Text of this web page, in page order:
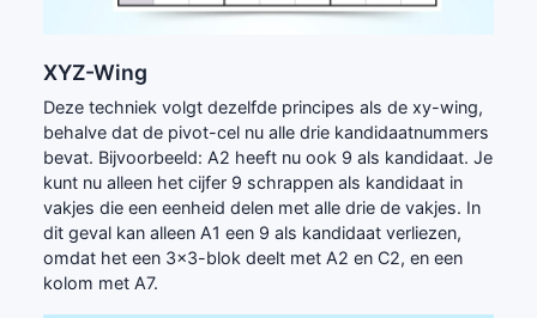
XYZ-Wing
Deze techniek volgt dezelfde principes als de xy-wing,
behalve dat de pivot-cel nu alle drie kandidaatnummers
bevat. Bijvoorbeeld: A2 heeft nu ook 9 als kandidaat. Je
kunt nu alleen het cijfer 9 schrappen als kandidaat in
vakjes die een eenheid delen met alle drie de vakjes. In
dit geval kan alleen A1 een 9 als kandidaat verliezen,
omdat het een 3x3-blok deelt met A2 en C2, en een
kolom met A7.